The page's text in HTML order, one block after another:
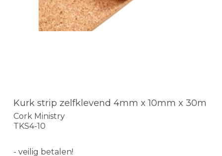
Kurk strip zelfklevend 4mm x 10mm x 30m
Cork Ministry
TKS4-10
- veilig betalen!